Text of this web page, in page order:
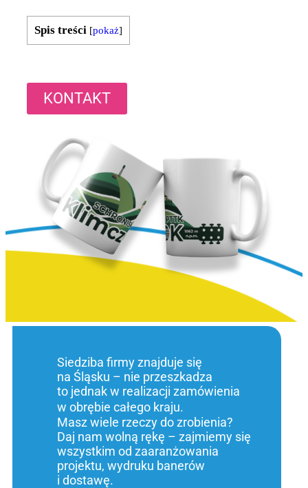
Spis treści [pokaż]
KONTAKT
Siedziba firmy znajduje się
na Śląsku – nie przeszkadza
to jednak w realizacji zamówienia
w obrębie całego kraju.
Masz wiele rzeczy do zrobienia?
Daj nam wolną rękę – zajmiemy się
wszystkim od zaaranżowania
projektu, wydruku banerów
i dostawę.